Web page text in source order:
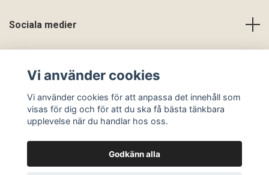
Sociala medier
Vi använder cookies
Vi använder cookies för att anpassa det innehåll som
visas för dig och för att du ska få bästa tänkbara
upplevelse när du handlar hos oss.
Godkänn alla